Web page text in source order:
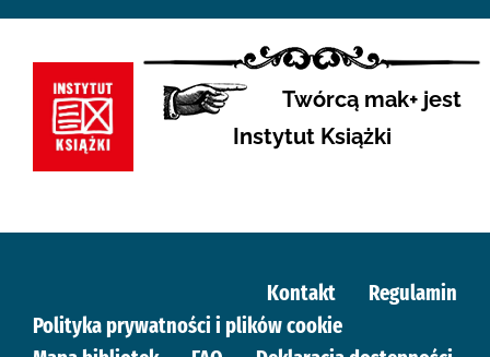
Twórcą mak+ jest
Instytut Książki
Kontakt
Regulamin
Polityka prywatności i plików cookie